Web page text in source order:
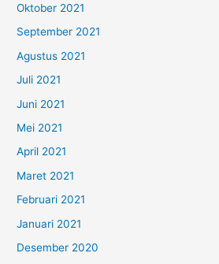
Oktober 2021
September 2021
Agustus 2021
Juli 2021
Juni 2021
Mei 2021
April 2021
Maret 2021
Februari 2021
Januari 2021
Desember 2020